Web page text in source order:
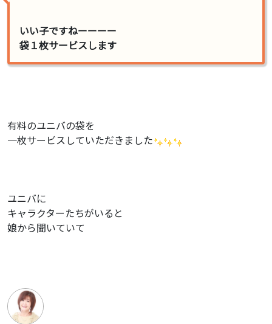
いい子ですねーーーー
袋１枚サービスします
有料のユニバの袋を
一枚サービスしていただきました
ユニバに
キャラクターたちがいると
娘から聞いていて